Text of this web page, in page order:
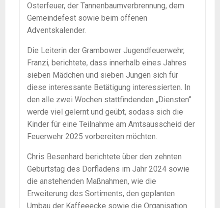
Osterfeuer, der Tannenbaumverbrennung, dem
Gemeindefest sowie beim offenen
Adventskalender.
Die Leiterin der Grambower Jugendfeuerwehr,
Franzi, berichtete, dass innerhalb eines Jahres
sieben Mädchen und sieben Jungen sich für
diese interessante Betätigung interessierten. In
den alle zwei Wochen stattfindenden „Diensten“
werde viel gelernt und geübt, sodass sich die
Kinder für eine Teilnahme am Amtsausscheid der
Feuerwehr 2025 vorbereiten möchten.
Chris Besenhard berichtete über den zehnten
Geburtstag des Dorfladens im Jahr 2024 sowie
die anstehenden Maßnahmen, wie die
Erweiterung des Sortiments, den geplanten
Umbau der Kaffeeecke sowie die Organisation